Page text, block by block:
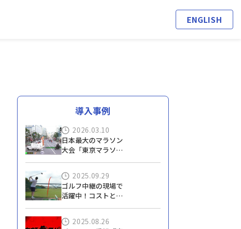
ENGLISH
導入事例
2026.03.10
日本最大のマラソン
大会「東京マラソ
をリアルタイム合
成！
2025.09.29
ゴルフ中継の現場で
活躍中！コストと精
画システム」
2025.08.26